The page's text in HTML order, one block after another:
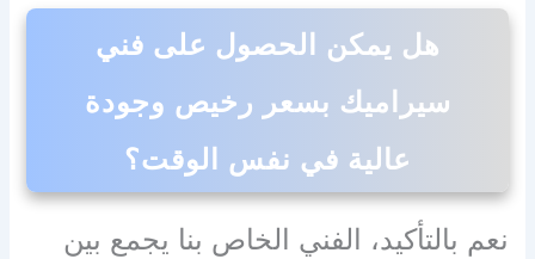
هل يمكن الحصول على فني
سيراميك بسعر رخيص وجودة
عالية في نفس الوقت؟
نعم بالتأكيد، الفني الخاص بنا يجمع بين